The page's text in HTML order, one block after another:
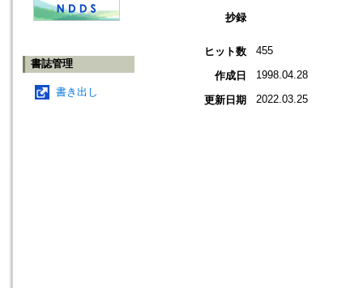
書誌管理
書き出し
抄録
ヒット数 455
作成日 1998.04.28
更新日期 2022.03.25